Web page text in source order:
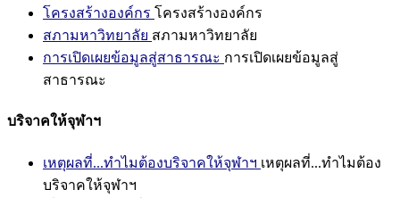
โครงสร้างองค์กร โครงสร้างองค์กร
สภามหาวิทยาลัย สภามหาวิทยาลัย
การเปิดเผยข้อมูลสู่สาธารณะ การเปิดเผยข้อมูลสู่
สาธารณะ
บริจาคให้จุฬาฯ
เหตุผลที่...ทำไมต้องบริจาคให้จุฬาฯ เหตุผลที่...ทำไมต้อง
บริจาคให้จุฬาฯ